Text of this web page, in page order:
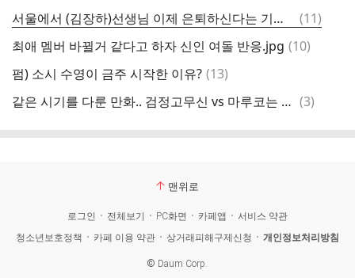
서울에서 (김장하)선생님 이제 은퇴하신다는 기사 보고 왔다는 그 장학생 기억하시겠던가요?.x
댓
글
(11)
최애 멤버 바뀔거 같다고 하자 신인 여돌 반응.jpg 댓
(10)
펌) 소시 수영이 금주 시작한 이유? 댓
(13)
같은 시기를 다룬 만화.. 검정고무신 vs 마루코는 아홉살 댓
(3)
맨위로
로그인 전체보기 PC화면 카페앱
서비스 약관
청소년보호정책
카페 이용 약관 상거래피해구제신청 개인정보처리방침
© Daum Corp.